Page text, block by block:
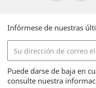
Infórmese de nuestras
Puede darse de baja en
consulte nuestra